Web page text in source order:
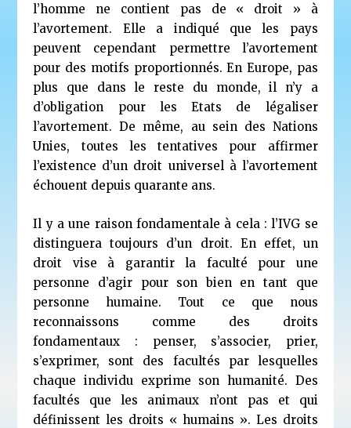
l’homme ne contient pas de « droit » à
l’avortement. Elle a indiqué que les pays
peuvent cependant permettre l’avortement
pour des motifs proportionnés. En Europe, pas
plus que dans le reste du monde, il n’y a
d’obligation pour les Etats de légaliser
l’avortement. De même, au sein des Nations
Unies, toutes les tentatives pour affirmer
l’existence d’un droit universel à l’avortement
échouent depuis quarante ans.
Il y a une raison fondamentale à cela : l’IVG se
distinguera toujours d’un droit. En effet, un
droit vise à garantir la faculté pour une
personne d’agir pour son bien en tant que
personne humaine. Tout ce que nous
reconnaissons comme des droits
fondamentaux : penser, s’associer, prier,
s’exprimer, sont des facultés par lesquelles
chaque individu exprime son humanité. Des
facultés que les animaux n’ont pas et qui
définissent les droits « humains ». Les droits